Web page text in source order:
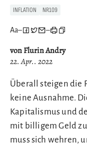
INFLATION NR109
Aa– –
von Flurin Andry
22. Apr.. 2022
Überall steigen die
keine Ausnahme.
Kapitalismus und
mit billigem Geld
muss sich wehren,